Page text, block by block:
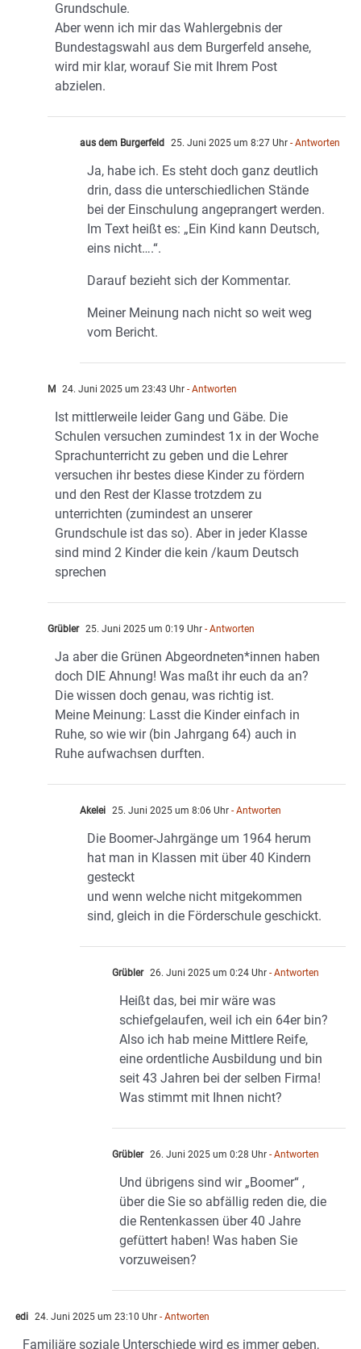
Grundschule.
Aber wenn ich mir das Wahlergebnis der
Bundestagswahl aus dem Burgerfeld ansehe,
wird mir klar, worauf Sie mit Ihrem Post
abzielen.
aus dem Burgerfeld 25. Juni 2025 um 8:27 Uhr - Antworten
Ja, habe ich. Es steht doch ganz deutlich
drin, dass die unterschiedlichen Stände
bei der Einschulung angeprangert werden.
Im Text heißt es: „Ein Kind kann Deutsch,
eins nicht….“.
Darauf bezieht sich der Kommentar.
Meiner Meinung nach nicht so weit weg
vom Bericht.
M 24. Juni 2025 um 23:43 Uhr - Antworten
Ist mittlerweile leider Gang und Gäbe. Die
Schulen versuchen zumindest 1x in der Woche
Sprachunterricht zu geben und die Lehrer
versuchen ihr bestes diese Kinder zu fördern
und den Rest der Klasse trotzdem zu
unterrichten (zumindest an unserer
Grundschule ist das so). Aber in jeder Klasse
sind mind 2 Kinder die kein /kaum Deutsch
sprechen
Grübler 25. Juni 2025 um 0:19 Uhr - Antworten
Ja aber die Grünen Abgeordneten*innen haben
doch DIE Ahnung! Was maßt ihr euch da an?
Die wissen doch genau, was richtig ist.
Meine Meinung: Lasst die Kinder einfach in
Ruhe, so wie wir (bin Jahrgang 64) auch in
Ruhe aufwachsen durften.
Akelei 25. Juni 2025 um 8:06 Uhr - Antworten
Die Boomer-Jahrgänge um 1964 herum
hat man in Klassen mit über 40 Kindern
gesteckt
und wenn welche nicht mitgekommen
sind, gleich in die Förderschule geschickt.
Grübler 26. Juni 2025 um 0:24 Uhr - Antworten
Heißt das, bei mir wäre was
schiefgelaufen, weil ich ein 64er bin?
Also ich hab meine Mittlere Reife,
eine ordentliche Ausbildung und bin
seit 43 Jahren bei der selben Firma!
Was stimmt mit Ihnen nicht?
Grübler 26. Juni 2025 um 0:28 Uhr - Antworten
Und übrigens sind wir „Boomer“ ,
über die Sie so abfällig reden die, die
die Rentenkassen über 40 Jahre
gefüttert haben! Was haben Sie
vorzuweisen?
edi 24. Juni 2025 um 23:10 Uhr - Antworten
Familiäre soziale Unterschiede wird es immer geben,